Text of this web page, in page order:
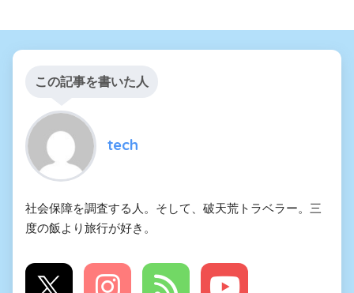
この記事を書いた人
tech
社会保障を調査する人。そして、破天荒トラベラー。三
度の飯より旅行が好き。